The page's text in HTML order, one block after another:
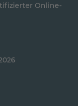
Online-